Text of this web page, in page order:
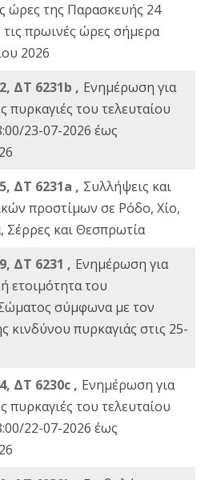
ώρες της Παρασκευής 24
τις πρωινές ώρες σήμερα
2026
ΔΤ 6231b , Ενημέρωση για
πυρκαγιές του τελευταίου
23-07-2026 έως
ΔΤ 6231a , Συλλήψεις και
προστίμων σε Ρόδο, Χίο,
και Θεσπρωτία
ΔΤ 6231 , Ενημέρωση για
ετοιμότητα του
σύμφωνα με τον
κινδύνου πυρκαγιάς στις 25-
ΔΤ 6230c , Ενημέρωση για
πυρκαγιές του τελευταίου
22-07-2026 έως